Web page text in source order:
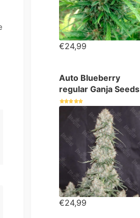
€24,99
Auto Blueberry
regular Ganja Seeds
€24,99